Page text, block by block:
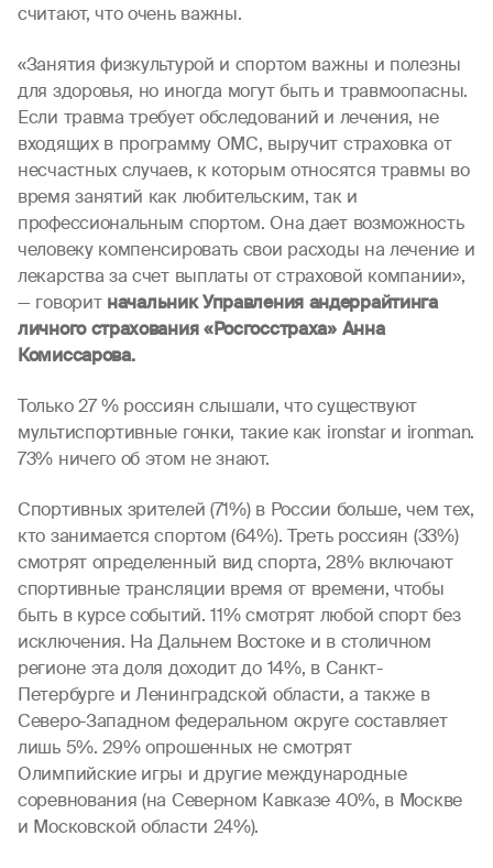
считают, что очень важны.
«Занятия физкультурой и спортом важны и полезны
для здоровья, но иногда могут быть и травмоопасны.
Если травма требует обследований и лечения, не
входящих в программу ОМС, выручит страховка от
несчастных случаев, к которым относятся травмы во
время занятий как любительским, так и
профессиональным спортом. Она дает возможность
человеку компенсировать свои расходы на лечение и
лекарства за счет выплаты от страховой компании»,
— говорит начальник Управления андеррайтинга
личного страхования «Росгосстраха» Анна
Комиссарова.
Только 27 % россиян слышали, что существуют
мультиспортивные гонки, такие как ironstar и ironman.
73% ничего об этом не знают.
Спортивных зрителей (71%) в России больше, чем тех,
кто занимается спортом (64%). Треть россиян (33%)
смотрят определенный вид спорта, 28% включают
спортивные трансляции время от времени, чтобы
быть в курсе событий. 11% смотрят любой спорт без
исключения. На Дальнем Востоке и в столичном
регионе эта доля доходит до 14%, в Санкт-
Петербурге и Ленинградской области, а также в
Северо-Западном федеральном округе составляет
лишь 5%. 29% опрошенных не смотрят
Олимпийские игры и другие международные
соревнования (на Северном Кавказе 40%, в Москве
и Московской области 24%).